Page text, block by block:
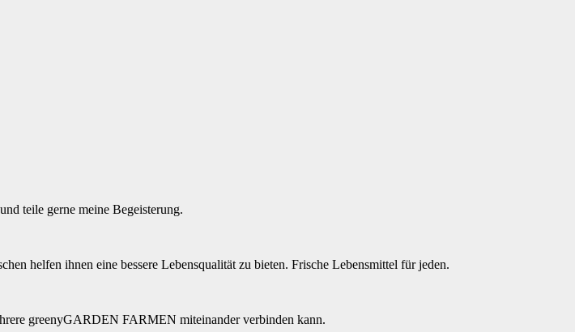
teile gerne meine Begeisterung.
helfen ihnen eine bessere Lebensqualität zu bieten. Frische Lebensmittel für jeden.
greenyGARDEN FARMEN miteinander verbinden kann.